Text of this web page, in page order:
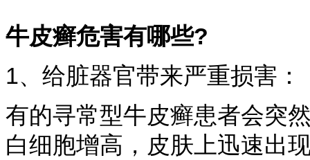
牛皮癣危害有哪些?
1、给脏器官带来严重损害：
有的寻常型牛皮癣患者会突
白细胞增高，皮肤上迅速出